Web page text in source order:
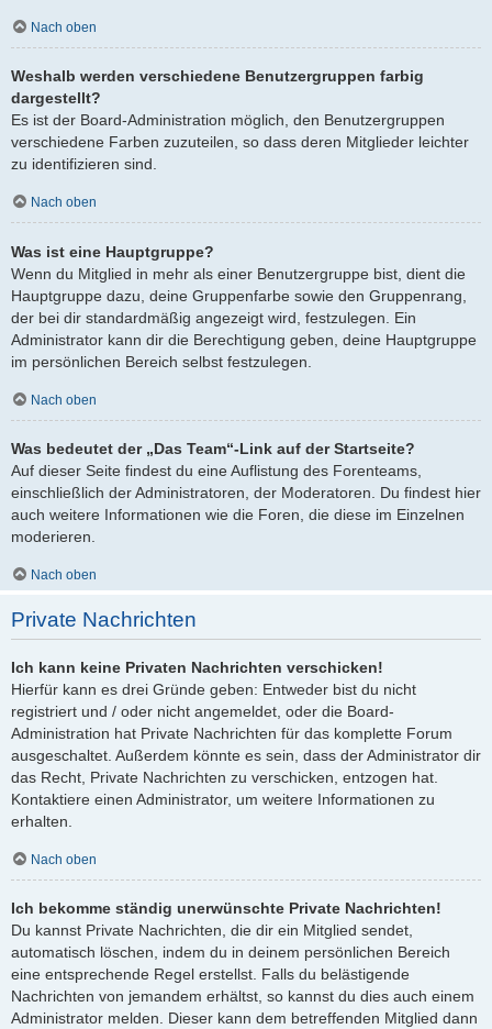
Nach oben
Weshalb werden verschiedene Benutzergruppen farbig
dargestellt?
Es ist der Board-Administration möglich, den Benutzergruppen
verschiedene Farben zuzuteilen, so dass deren Mitglieder leichter
zu identifizieren sind.
Nach oben
Was ist eine Hauptgruppe?
Wenn du Mitglied in mehr als einer Benutzergruppe bist, dient die
Hauptgruppe dazu, deine Gruppenfarbe sowie den Gruppenrang,
der bei dir standardmäßig angezeigt wird, festzulegen. Ein
Administrator kann dir die Berechtigung geben, deine Hauptgruppe
im persönlichen Bereich selbst festzulegen.
Nach oben
Was bedeutet der „Das Team“-Link auf der Startseite?
Auf dieser Seite findest du eine Auflistung des Forenteams,
einschließlich der Administratoren, der Moderatoren. Du findest hier
auch weitere Informationen wie die Foren, die diese im Einzelnen
moderieren.
Nach oben
Private Nachrichten
Ich kann keine Privaten Nachrichten verschicken!
Hierfür kann es drei Gründe geben: Entweder bist du nicht
registriert und / oder nicht angemeldet, oder die Board-
Administration hat Private Nachrichten für das komplette Forum
ausgeschaltet. Außerdem könnte es sein, dass der Administrator dir
das Recht, Private Nachrichten zu verschicken, entzogen hat.
Kontaktiere einen Administrator, um weitere Informationen zu
erhalten.
Nach oben
Ich bekomme ständig unerwünschte Private Nachrichten!
Du kannst Private Nachrichten, die dir ein Mitglied sendet,
automatisch löschen, indem du in deinem persönlichen Bereich
eine entsprechende Regel erstellst. Falls du belästigende
Nachrichten von jemandem erhältst, so kannst du dies auch einem
Administrator melden. Dieser kann dem betreffenden Mitglied dann